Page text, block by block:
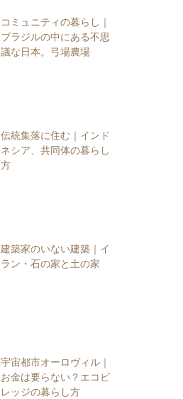
コミュニティの暮らし｜
ブラジルの中にある不思
議な日本。弓場農場
伝統集落に住む｜インド
ネシア、共同体の暮らし
方
建築家のいない建築｜イ
ラン・石の家と土の家
宇宙都市オーロヴィル｜
お金は要らない？エコビ
レッジの暮らし方